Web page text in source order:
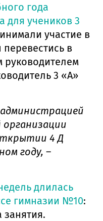
года
для учеников 3
участие в
в
руководителем
3 «А»
4 Д
году, –
длилась
гимназии №10:
занятия.